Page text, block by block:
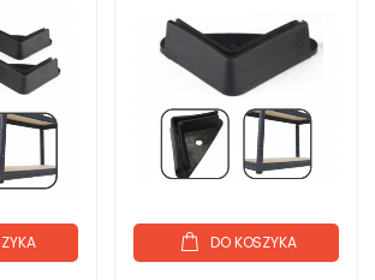
DO KOSZYKA